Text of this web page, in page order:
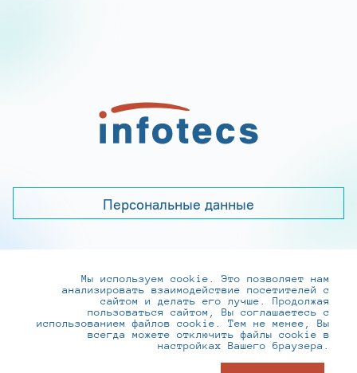
Персональные данные
+7 (495) 737-6192, 8-800-250-0-260
practice@infotecs.ru,hr@infotecs.ru
127273, г. Москва, Отрадная ул., 2Б строение 1
Мы используем cookie. Это позволяет нам
анализировать взаимодействие посетителей с
сайтом и делать его лучше. Продолжая
пользоваться сайтом, Вы соглашаетесь с
использованием файлов cookie. Тем не менее, Вы
всегда можете отключить файлы cookie в
настройках Вашего браузера.